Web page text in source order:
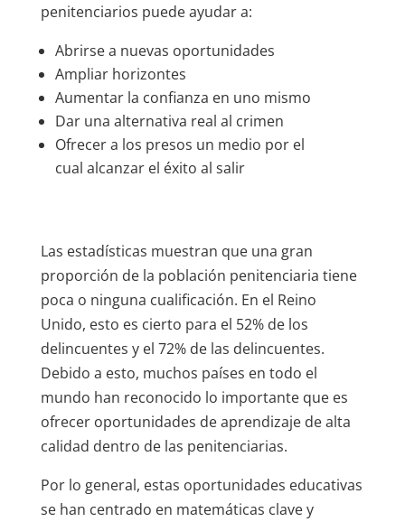
penitenciarios puede ayudar a:
Abrirse a nuevas oportunidades
Ampliar horizontes
Aumentar la confianza en uno mismo
Dar una alternativa real al crimen
Ofrecer a los presos un medio por el
cual alcanzar el éxito al salir
Las estadísticas muestran que una gran
proporción de la población penitenciaria tiene
poca o ninguna cualificación. En el Reino
Unido, esto es cierto para el 52% de los
delincuentes y el 72% de las delincuentes.
Debido a esto, muchos países en todo el
mundo han reconocido lo importante que es
ofrecer oportunidades de aprendizaje de alta
calidad dentro de las penitenciarias.
Por lo general, estas oportunidades educativas
se han centrado en matemáticas clave y